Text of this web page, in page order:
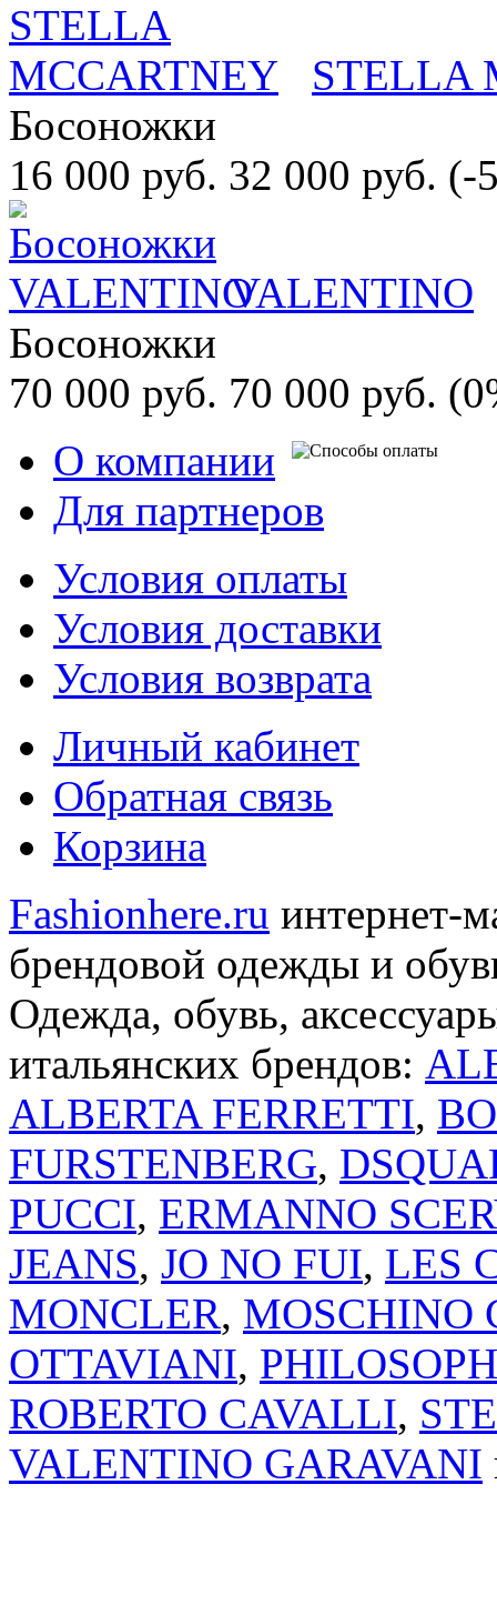
STELLA
Босоножки
16 000 руб. 32 000 руб. (-
VALENTINO
Босоножки
70 000 руб. 70 000 руб.
О компании
Для партнеров
Условия оплаты
Условия доставки
Условия возврата
Личный кабинет
Обратная связь
Корзина
Fashionhere.ru интернет-
брендовой одежды и
Одежда, обувь,
итальянских брендов:
ALBERTA FERRETTI,
FURSTENBERG,
PUCCI, ERMANNO
JEANS, JO NO FUI, LES
MONCLER, MOSCHINO
OTTAVIANI,
ROBERTO CAVALLI,
VALENTINO GARAVANI